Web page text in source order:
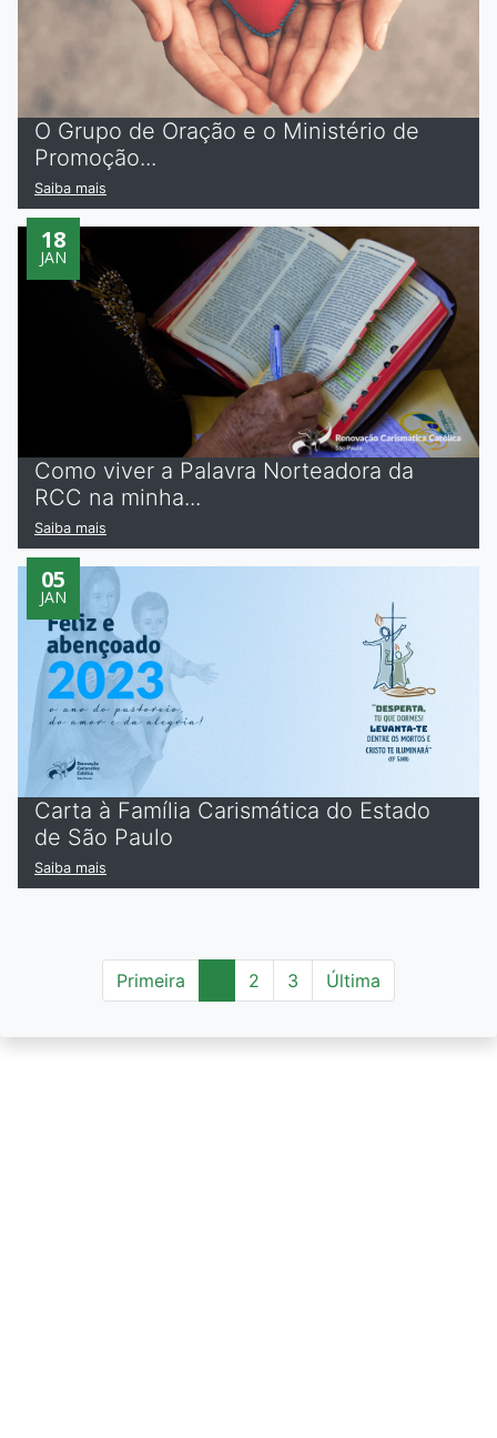
O Grupo de Oração e o Ministério de
Promoção...
Saiba mais
18
JAN
Como viver a Palavra Norteadora da
RCC na minha...
Saiba mais
05
JAN
Carta à Família Carismática do Estado
de São Paulo
Saiba mais
Primeira (current)
2 3 Última